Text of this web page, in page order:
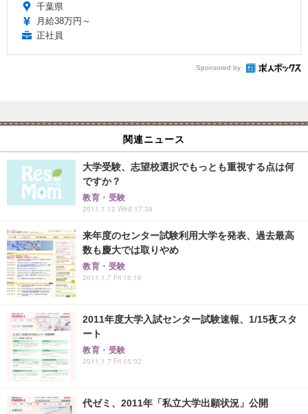
千葉県
月給38万円～
正社員
Sponsored by
関連ニュース
大学受験、志望校選択でもっとも重視する点は何
ですか？
教育・受験
2011.1.12 Wed 17:38
来年度のセンター試験利用大学を発表、過去最高
数も慶大では取りやめ
教育・受験
2011.1.7 Fri 16:18
2011年度大学入試センター試験速報、1/15夜スタ
ート
教育・受験
2011.1.7 Fri 15:02
代ゼミ、2011年「私立大学出願状況」公開